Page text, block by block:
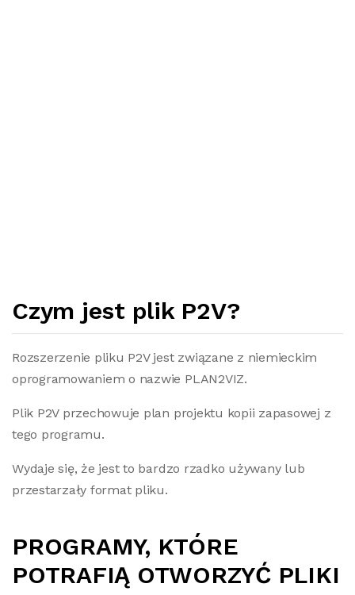
Czym jest plik P2V?
Rozszerzenie pliku P2V jest związane z niemieckim
oprogramowaniem o nazwie PLAN2VIZ.
Plik P2V przechowuje plan projektu kopii zapasowej z
tego programu.
Wydaje się, że jest to bardzo rzadko używany lub
przestarzały format pliku.
PROGRAMY, KTÓRE
POTRAFIĄ OTWORZYĆ PLIKI